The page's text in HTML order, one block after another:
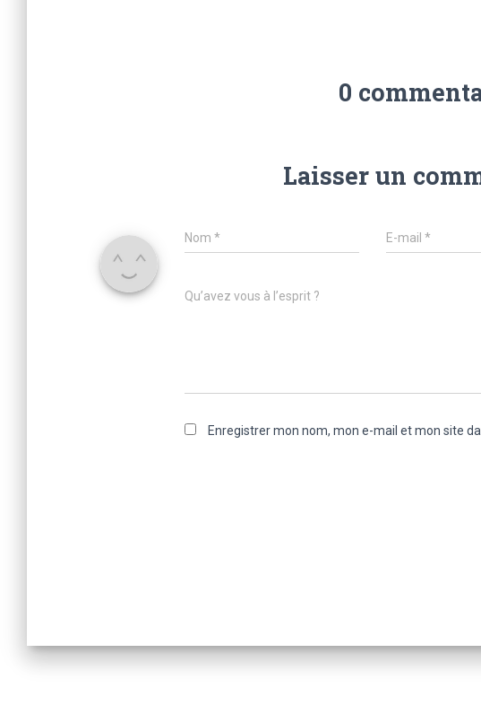
0
Laisser un
Nom * E-mail*
Qu’avez vous à l’esprit ?
Enregistrer mon nom, mon e-mail et mon site